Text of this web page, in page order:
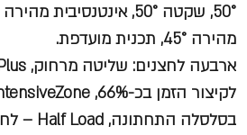
מהירה 45°, תכנית מועדפת.
בסלסלה התחתונה, Half Load – לחצן חצי כמות